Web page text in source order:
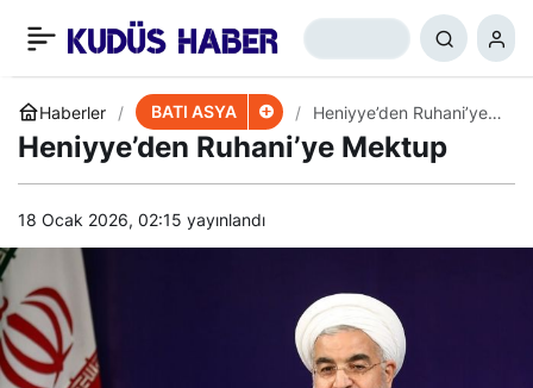
Haberler BATI ASYA
Heniyye’den Ruhani’ye
Mektup
Heniyye’den Ruhani’ye Mektup
18 Ocak 2026, 02:15 yayınlandı
Hizbullah, Arsel’de
Siyonistlerin Elini Kolunu
Bağladı
+ 0 Paylaş